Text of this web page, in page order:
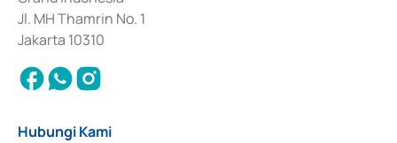
Jl. MH Thamrin No. 1
Jakarta 10310
Hubungi Kami